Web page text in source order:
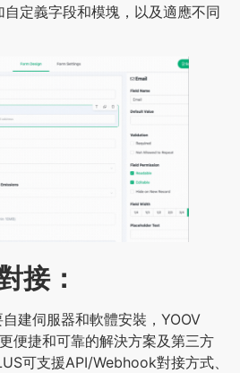
定義字段和模塊，以及適應不同
接：
建伺服器和軟體安裝，YOOV
便捷和可靠的解決方案及第三方
可支援API/Webhook對接方式、